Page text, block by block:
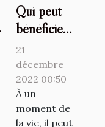
Qui peut
bénéficier
de
l’utilisation
d’un
monte-
escalier ?
21
décembre
2022 00:50
À un
moment de
la vie, il peut